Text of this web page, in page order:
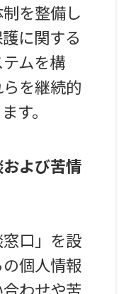
を整備し
に関する
ムを構
を継続的
す。
よび苦情
窓口」を設
個人情報
わせや苦